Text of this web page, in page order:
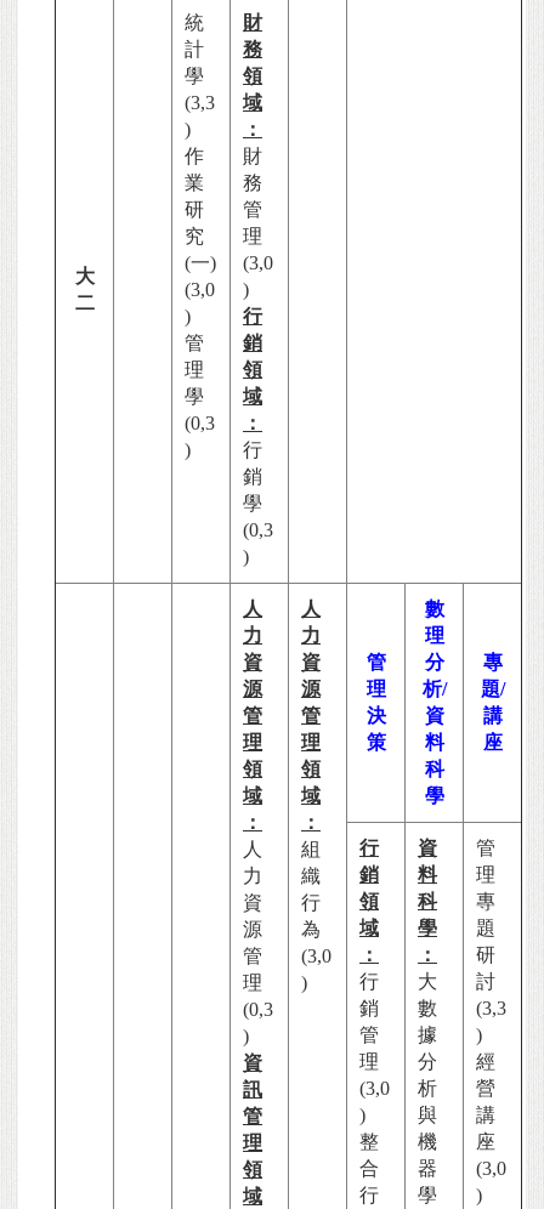
大
二
統
計
學
(3,3
)
作
業
研
究
(一)
(3,0
)
管
理
學
(0,3
)
財
務
領
域
：
財
務
管
理
(3,0
)
行
銷
領
域
：
行
銷
學
(0,3
)
人
力
資
源
管
理
領
域
：
人
力
資
源
管
理
(0,3
)
資
訊
管
理
領
域
人
力
資
源
管
理
領
域
：
組
織
行
為
(3,0
)
管
理
決
策
數
理
分
析/
資
料
科
學
專
題/
講
座
行
銷
領
域
：
行
銷
管
理
(3,0
)
整
合
行
資
料
科
學
：
大
數
據
分
析
與
機
器
學
管
理
專
題
研
討
(3,3
)
經
營
講
座
(3,0
)